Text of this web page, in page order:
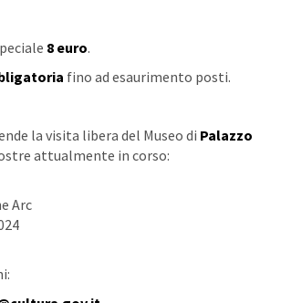
8 euro.
fino ad esaurimento posti.
la visita libera del Museo di Palazzo
attualmente in corso:
Arc